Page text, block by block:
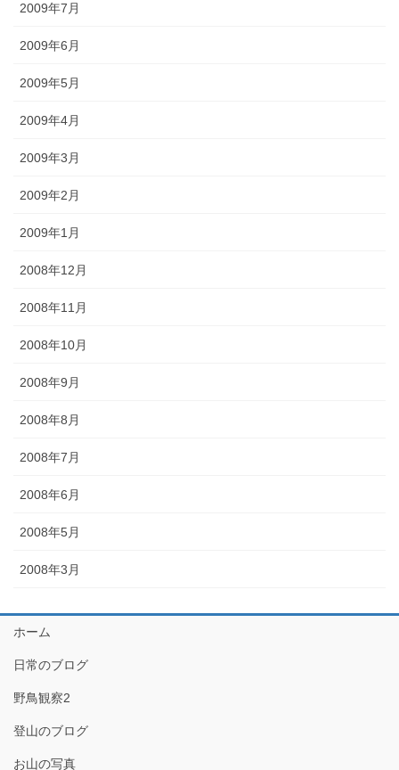
2009年7月
2009年6月
2009年5月
2009年4月
2009年3月
2009年2月
2009年1月
2008年12月
2008年11月
2008年10月
2008年9月
2008年8月
2008年7月
2008年6月
2008年5月
2008年3月
ホーム
日常のブログ
野鳥観察2
登山のブログ
お山の写真